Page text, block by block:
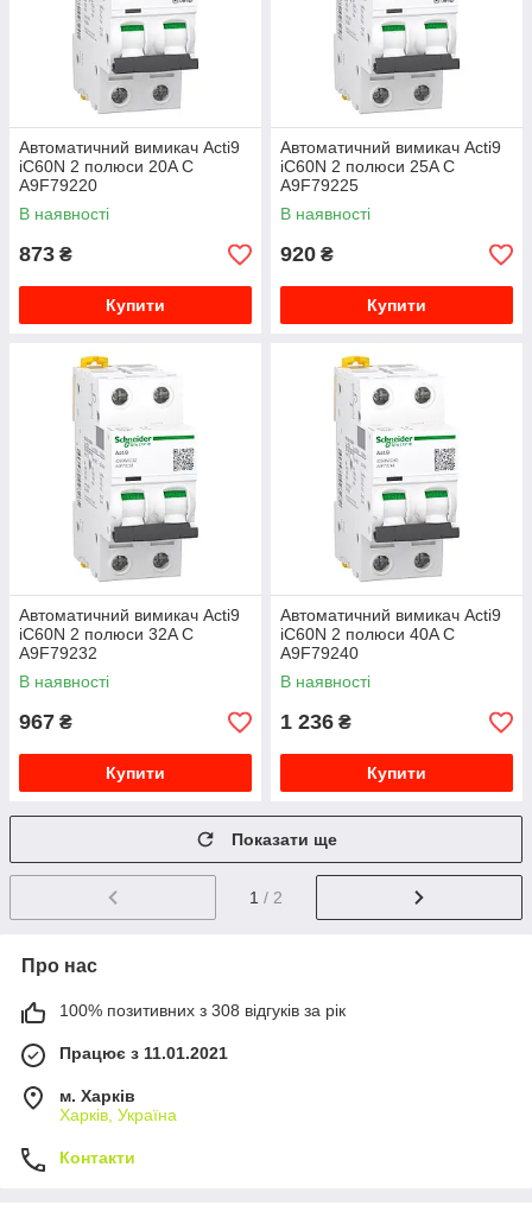
Автоматичний вимикач Acti9
iC60N 2 полюси 20A C
A9F79220
В наявності
873 ₴
Купити
Автоматичний вимикач Acti9
iC60N 2 полюси 25A C
A9F79225
В наявності
920 ₴
Купити
Автоматичний вимикач Acti9
iC60N 2 полюси 32A C
A9F79232
В наявності
967 ₴
Купити
Автоматичний вимикач Acti9
iC60N 2 полюси 40A C
A9F79240
В наявності
1 236 ₴
Купити
Показати ще
1 / 2
Про нас
100% позитивних з 308 відгуків за рік
Працює з 11.01.2021
м. Харків
Харків, Україна
Контакти